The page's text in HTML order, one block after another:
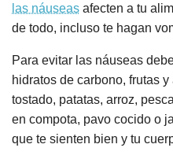
las náuseas afecten a tu
de todo, incluso te hagan
Para evitar las náuseas
hidratos de carbono, frutas
tostado, patatas, arroz,
en compota, pavo cocido o
que te sienten bien y tu